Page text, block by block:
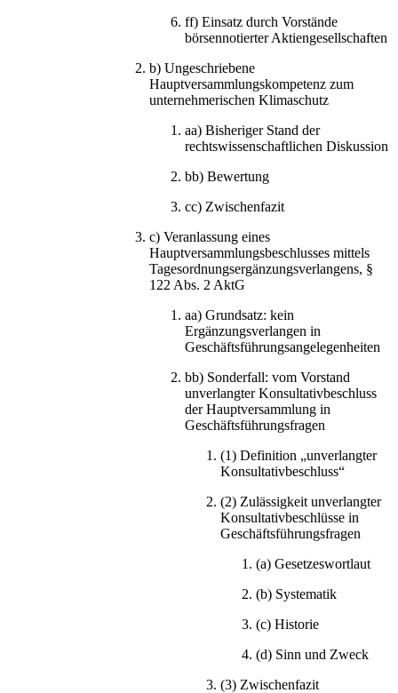
ff) Einsatz durch Vorstände
börsennotierter Aktiengesellschaften
b) Ungeschriebene
Hauptversammlungskompetenz zum
unternehmerischen Klimaschutz
aa) Bisheriger Stand der
rechtswissenschaftlichen Diskussion
bb) Bewertung
cc) Zwischenfazit
c) Veranlassung eines
Hauptversammlungsbeschlusses mittels
Tagesordnungsergänzungsverlangens, §
122 Abs. 2 AktG
aa) Grundsatz: kein
Ergänzungsverlangen in
Geschäftsführungsangelegenheiten
bb) Sonderfall: vom Vorstand
unverlangter Konsultativbeschluss
der Hauptversammlung in
Geschäftsführungsfragen
(1) Definition „unverlangter
Konsultativbeschluss“
(2) Zulässigkeit unverlangter
Konsultativbeschlüsse in
Geschäftsführungsfragen
(a) Gesetzeswortlaut
(b) Systematik
(c) Historie
(d) Sinn und Zweck
(3) Zwischenfazit